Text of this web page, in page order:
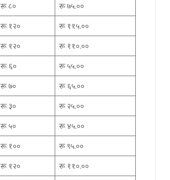
रू ८०
रू ७५.००
रू १२०
रू ११५.००
रू १२०
रू ११०.००
रू ६०
रू ५५.००
रू ७०
रू ६५.००
रू ३०
रू २५.००
रू ५०
रू ४५.००
रू १००
रू ९५.००
रू १२०
रू ११०.००